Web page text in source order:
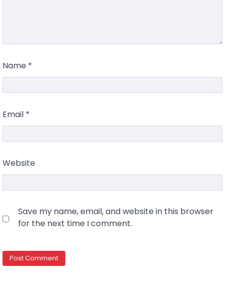
Name *
Email *
Website
Save my name, email, and website in this browser
for the next time I comment.